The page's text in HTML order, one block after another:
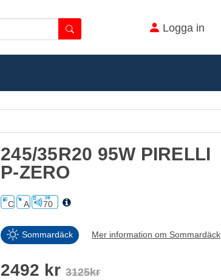
Logga in
245/35R20 95W PIRELLI
P-ZERO
C A 70
Sommardäck Mer information om Sommardäck
2492 kr 3125kr